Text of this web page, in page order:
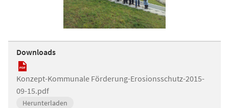
Downloads
Konzept-Kommunale Förderung-Erosionsschutz-2015-
09-15.pdf
Herunterladen